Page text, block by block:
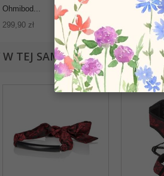
Ohmibod...
299,90 zł
Joyballs...
105,15 zł
TEJ SAMEJ KATEGORII: